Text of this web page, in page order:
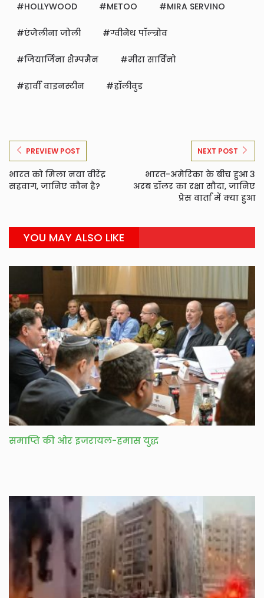
HOLLYWOOD METOO MIRA SERVINO
एंजेलीना जोली ग्वीनेथ पॉल्त्रोव
जियार्जिना शैम्पमैन मीरा सार्विनो
हार्वी वाइनस्टीन हॉलीवुड
PREVIEW POST
भारत को मिला नया वीरेंद्र
सहवाग, जानिए कौन है?
NEXT POST
भारत-अमेरिका के बीच हुआ 3
अरब डॉलर का रक्षा सौदा, जानिए
प्रेस वार्ता में क्या हुआ
YOU MAY ALSO LIKE
समाप्ति की ओर इजरायल-हमास युद्ध